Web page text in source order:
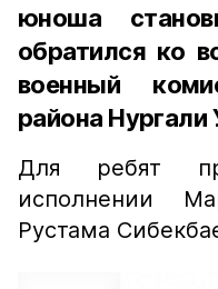
юноша
обратился ко
военный
района Нургали
Для ребят
исполнении
Рустама